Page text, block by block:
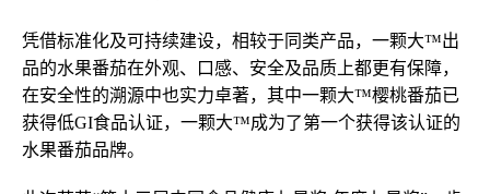
凭借标准化及可持续建设，相较于同类产品，一颗大™出
品的水果番茄在外观、口感、安全及品质上都更有保障，
在安全性的溯源中也实力卓著，其中一颗大™樱桃番茄已
获得低GI食品认证，一颗大™成为了第一个获得该认证的
水果番茄品牌。